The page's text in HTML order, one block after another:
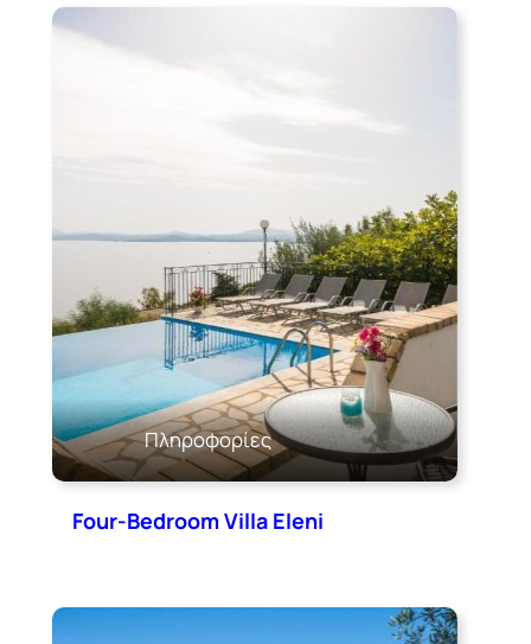
Πληροφορίες
Four-Bedroom Villa Eleni